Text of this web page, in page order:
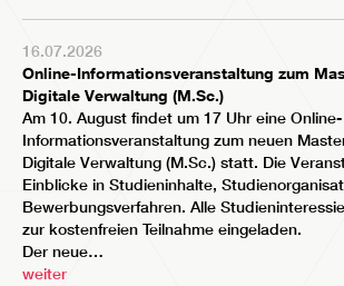
16.07.2026
Online-Informationsveranstaltung zum
Digitale Verwaltung (M.Sc.)
Am 10. August findet um 17 Uhr eine Online-
Informationsveranstaltung zum neuen
Digitale Verwaltung (M.Sc.) statt. Die
Einblicke in Studieninhalte,
Bewerbungsverfahren. Alle
zur kostenfreien Teilnahme eingeladen.
Der neue…
weiter